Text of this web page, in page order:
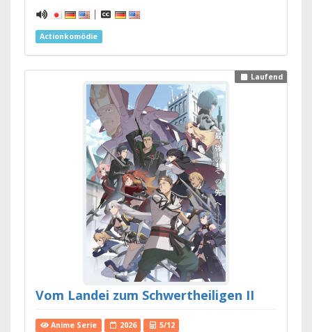
|
Actionkomödie
Laufend
Vom Landei zum Schwertheiligen II
Anime Serie 2026 5/12